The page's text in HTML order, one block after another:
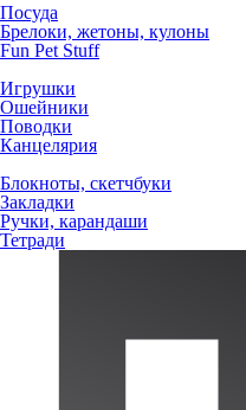
Посуда
Брелоки, жетоны, кулоны
Fun Pet Stuff
Игрушки
Ошейники
Поводки
Канцелярия
Блокноты, скетчбуки
Закладки
Ручки, карандаши
Тетради